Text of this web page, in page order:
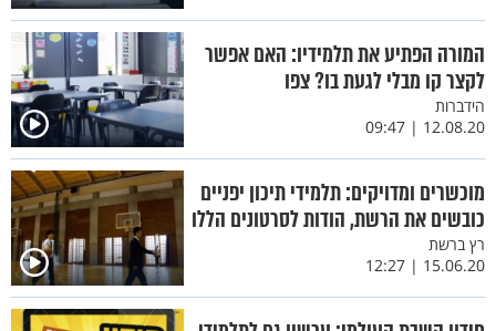
המורה הפתיע את תלמידיו: האם אפשר
לקצר קו מבלי לגעת בו? צפו
הידברות
12.08.20 | 09:47
מוכשרים ומדויקים: תלמידי תיכון יפניים
כובשים את הרשת, הודות לסרטונים הללו
רץ ברשת
15.06.20 | 12:27